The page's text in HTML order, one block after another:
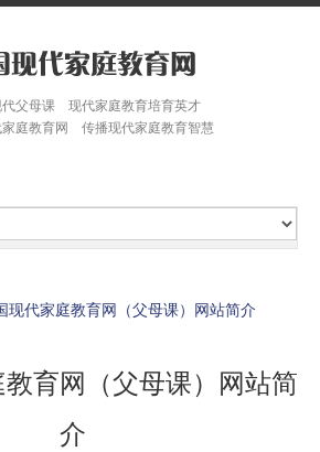
代父母课 现代家庭教育培育英才
庭教育网 传播现代家庭教育智慧
现代家庭教育网（父母课）网站简介
育网（父母课）网站简
介